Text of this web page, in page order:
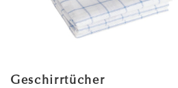
Geschirrtücher